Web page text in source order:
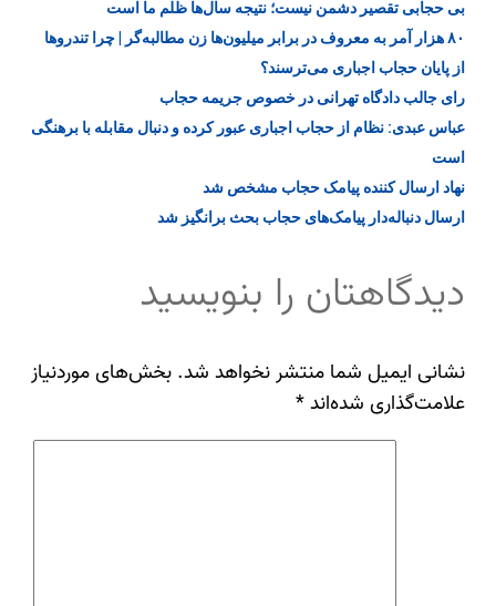
بی‌ حجابی تقصیر دشمن نیست؛ نتیجه سال‌ها ظلم ما است
۸۰ هزار آمر به معروف در برابر میلیون‌ها زن مطالبه‌گر | چرا تندرو‌ها
از پایان حجاب اجباری می‌ترسند؟
رای جالب دادگاه تهرانی در خصوص جریمه حجاب
عباس عبدی: نظام از حجاب اجباری عبور کرده و دنبال مقابله با برهنگی‌
است
نهاد ارسال کننده پیامک حجاب مشخص شد
ارسال دنباله‌دار پیامک‌های حجاب بحث برانگیز شد
دیدگاهتان را بنویسید
نشانی ایمیل شما منتشر نخواهد شد. بخش‌های موردنیاز
علامت‌گذاری شده‌اند*